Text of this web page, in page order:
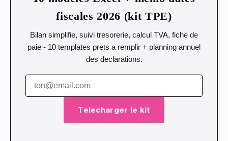
fiscales 2026 (kit TPE)
Bilan simplifie, suivi tresorerie, calcul TVA, fiche de
paie - 10 templates prets a remplir + planning annuel
des declarations.
Telecharger le kit